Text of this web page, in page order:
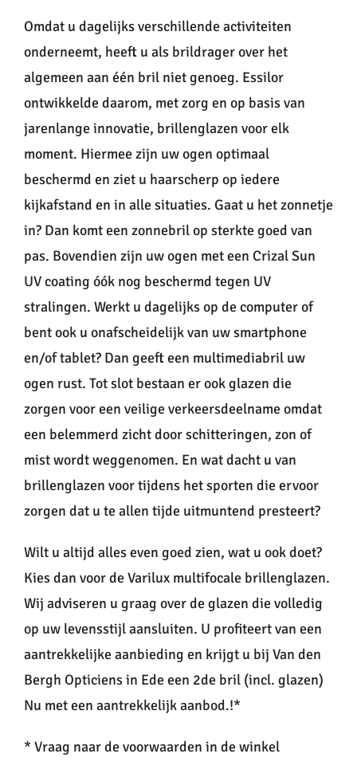
Omdat u dagelijks verschillende activiteiten
onderneemt, heeft u als brildrager over het
algemeen aan één bril niet genoeg. Essilor
ontwikkelde daarom, met zorg en op basis van
jarenlange innovatie, brillenglazen voor elk
moment. Hiermee zijn uw ogen optimaal
beschermd en ziet u haarscherp op iedere
kijkafstand en in alle situaties. Gaat u het zonnetje
in? Dan komt een zonnebril op sterkte goed van
pas. Bovendien zijn uw ogen met een Crizal Sun
UV coating óók nog beschermd tegen UV
stralingen. Werkt u dagelijks op de computer of
bent ook u onafscheidelijk van uw smartphone
en/of tablet? Dan geeft een multimediabril uw
ogen rust. Tot slot bestaan er ook glazen die
zorgen voor een veilige verkeersdeelname omdat
een belemmerd zicht door schitteringen, zon of
mist wordt weggenomen. En wat dacht u van
brillenglazen voor tijdens het sporten die ervoor
zorgen dat u te allen tijde uitmuntend presteert?
Wilt u altijd alles even goed zien, wat u ook doet?
Kies dan voor de Varilux multifocale brillenglazen.
Wij adviseren u graag over de glazen die volledig
op uw levensstijl aansluiten. U profiteert van een
aantrekkelijke aanbieding en krijgt u bij Van den
Bergh Opticiens in Ede een 2de bril (incl. glazen)
Nu met een aantrekkelijk aanbod.!*
* Vraag naar de voorwaarden in de winkel